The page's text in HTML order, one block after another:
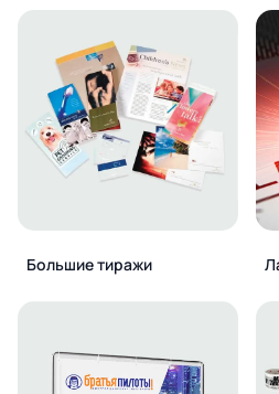
Большие тиражи